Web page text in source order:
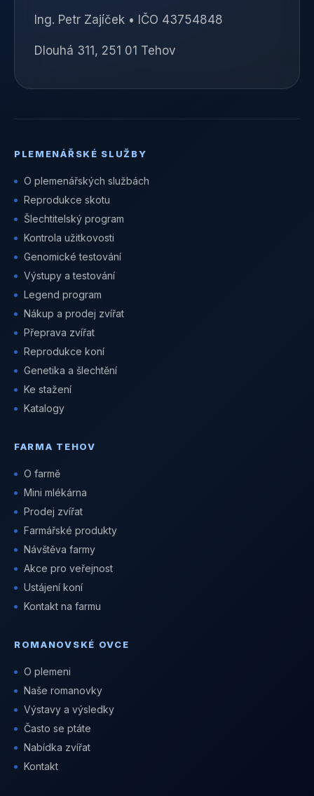
Ing. Petr Zajíček • IČO 43754848
Dlouhá 311, 251 01 Tehov
PLEMENÁŘSKÉ SLUŽBY
O plemenářských službách
Reprodukce skotu
Šlechtitelský program
Kontrola užitkovosti
Genomické testování
Výstupy a testování
Legend program
Nákup a prodej zvířat
Přeprava zvířat
Reprodukce koní
Genetika a šlechtění
Ke stažení
Katalogy
FARMA TEHOV
O farmě
Mini mlékárna
Prodej zvířat
Farmářské produkty
Návštěva farmy
Akce pro veřejnost
Ustájení koní
Kontakt na farmu
ROMANOVSKÉ OVCE
O plemeni
Naše romanovky
Výstavy a výsledky
Často se ptáte
Nabídka zvířat
Kontakt